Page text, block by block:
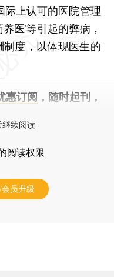
际上认可的医院管理
医’等引起的弊病，
度，以体现医生的
惠订阅 ，随时起刊，
继续阅读
阅读权限
员升级